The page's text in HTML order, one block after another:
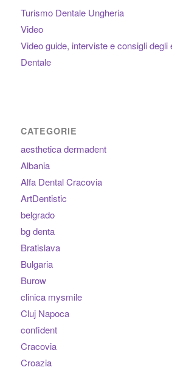
Turismo Dentale Ungheria
Video
Video guide, interviste e consigli
Dentale
CATEGORIE
aesthetica dermadent
Albania
Alfa Dental Cracovia
ArtDentistic
belgrado
bg denta
Bratislava
Bulgaria
Burow
clinica mysmile
Cluj Napoca
confident
Cracovia
Croazia